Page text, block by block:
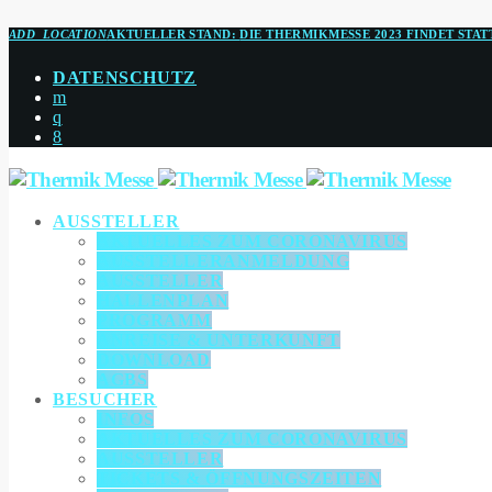
ADD_LOCATIONAKTUELLER STAND:DIE THERMIKMESSE 2023 FINDET
DATENSCHUTZ
AUSSTELLER
AKTUELLES ZUM CORONAVIRUS
AUSSTELLERANMELDUNG
AUSSTELLER
HALLENPLAN
PROGRAMM
ANREISE & UNTERKUNFT
DOWNLOAD
AGBS
BESUCHER
INFOS
AKTUELLES ZUM CORONAVIRUS
AUSSTELLER
TICKETS & ÖFFNUNGSZEITEN